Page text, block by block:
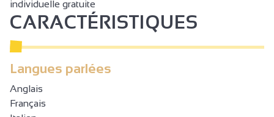
individuelle gratuite
CARACTÉRISTIQUES
Langues parlées
Anglais
Français